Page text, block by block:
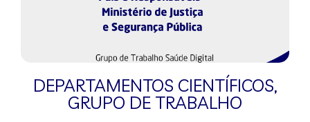
DEPARTAMENTOS CIENTÍFICOS,
GRUPO DE TRABALHO